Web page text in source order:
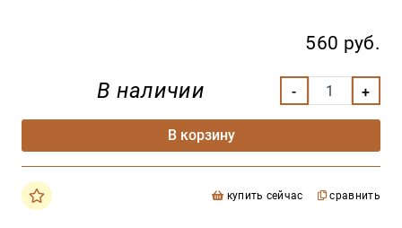
560 руб.
В наличии
В корзину
купить сейчас сравнить